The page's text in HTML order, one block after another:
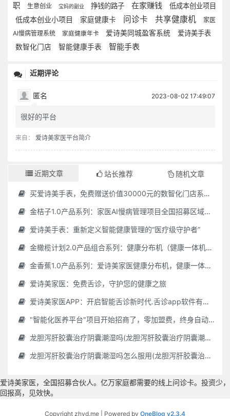
职
生意创业 宝妈的副业 挣钱的路子 在家赚钱 低成本创业项目
低成本创业小项目 家庭健康卡 问诊卡 共享健康机
家医
AI慢病管理系统
家庭健康年卡 爱诗美同城盈客系统
爱诗美手表
数智化门店
智能健康手表 智能手表
近期评论
匿名 2023-08-02 17:49:07
很好的平台
来自： 爱诗美家医平台简介
近期文章 站长推荐 随机文章
买爱诗美手表，免费赠送价值30000元的数智化门店系统一套（含硬件）
金桔子1.0产品系列：家医AI慢病管理项目全国招募区域合伙人，低投入，高回报，长收益
爱诗美手表：重新定义智能健康管理的“医疗级守护者”
金橄榄计划2.0产品组合系列：健康分布机（健康一体机）+慢病管理系统，可落地在健康小屋，社区服务中心等等
金香蕉1.0产品系列：爱诗美家医健康分布机，健康一体机，社区服务中心，药店，健康小屋都需要
爱诗美家医：免费舌诊，守护您的健康之旅
爱诗美家医APP：开启智能舌诊新时代.舌诊app软件有哪些 好用的舌诊app大全
"智能化医养平台"项目开始招商了，零加盟费，终身自动赚钱
龙胆泻肝胶囊治疗阴囊潮湿吗(龙胆泻肝胶囊治疗阴囊潮湿吗怎么服用)
龙胆泻肝胶囊治疗阴囊潮湿吗怎么服用(龙胆泻肝胶囊治疗阴囊潮湿吗怎么服用效果好)
爱诗美家医，全国招募合伙人。亿万家庭都需要的线上问诊卡。投资少，
回报高，见效快。
Copyright zhyd.me | Powered by OneBlog v2.3.4